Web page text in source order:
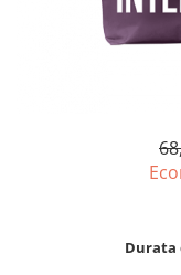
Palete cafea
Consumabile
Pliculete Zahar si
Durata